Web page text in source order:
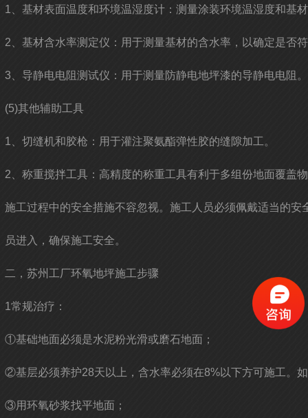
1、基材表面温度和环境温湿度计：测量涂装环境温湿度和基
2、基材含水率测定仪：用于测量基材的含水率，以确定是否
3、导静电电阻测试仪：用于测量防静电地坪漆的导静电电阻。
(5)其他辅助工具
1、切缝机和胶枪：用于灌注聚氨酯弹性胶的缝隙加工。
2、称重搅拌工具：高精度的称重工具有利于多组份地面覆盖
施工过程中的安全措施不容忽视。施工人员必须佩戴适当的
员进入，确保施工安全。
二，苏州工厂环氧地坪施工步骤
1常规治疗：
①基础地面必须是水泥粉光滑或磨石地面；
②基层必须养护28天以上，含水率必须在8%以下方可施工。
③用环氧砂浆找平地面；